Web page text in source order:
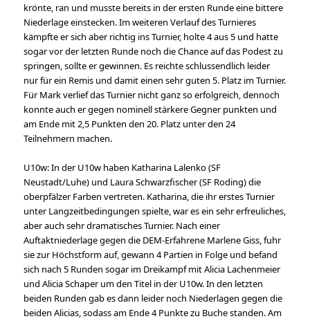
krönte, ran und musste bereits in der ersten Runde eine bittere
Niederlage einstecken. Im weiteren Verlauf des Turnieres
kämpfte er sich aber richtig ins Turnier, holte 4 aus 5 und hatte
sogar vor der letzten Runde noch die Chance auf das Podest zu
springen, sollte er gewinnen. Es reichte schlussendlich leider
nur für ein Remis und damit einen sehr guten 5. Platz im Turnier.
Für Mark verlief das Turnier nicht ganz so erfolgreich, dennoch
konnte auch er gegen nominell stärkere Gegner punkten und
am Ende mit 2,5 Punkten den 20. Platz unter den 24
Teilnehmern machen.
U10w: In der U10w haben Katharina Lalenko (SF
Neustadt/Luhe) und Laura Schwarzfischer (SF Roding) die
oberpfälzer Farben vertreten. Katharina, die ihr erstes Turnier
unter Langzeitbedingungen spielte, war es ein sehr erfreuliches,
aber auch sehr dramatisches Turnier. Nach einer
Auftaktniederlage gegen die DEM-Erfahrene Marlene Giss, fuhr
sie zur Höchstform auf, gewann 4 Partien in Folge und befand
sich nach 5 Runden sogar im Dreikampf mit Alicia Lachenmeier
und Alicia Schaper um den Titel in der U10w. In den letzten
beiden Runden gab es dann leider noch Niederlagen gegen die
beiden Alicias, sodass am Ende 4 Punkte zu Buche standen. Am